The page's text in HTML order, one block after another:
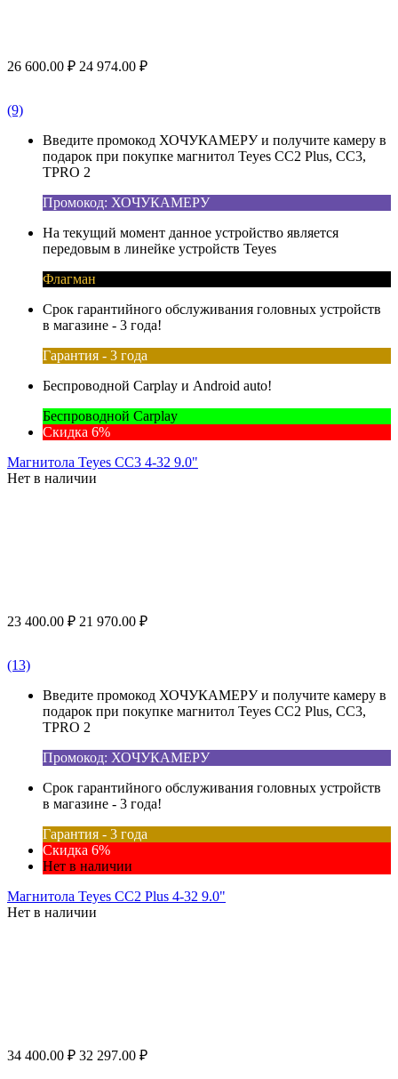
26 600.00 ₽ 24 974.00 ₽
(9)
Введите промокод ХОЧУКАМЕРУ и получите камеру в
подарок при покупке магнитол Teyes CC2 Plus, CC3,
TPRO 2
Промокод: ХОЧУКАМЕРУ
На текущий момент данное устройство является
передовым в линейке устройств Teyes
Флагман
Срок гарантийного обслуживания головных устройств
в магазине - 3 года!
Гарантия - 3 года
Беспроводной Carplay и Android auto!
Беспроводной Carplay
Скидка 6%
Магнитола Teyes CC3 4-32 9.0"
Нет в наличии
23 400.00 ₽ 21 970.00 ₽
(13)
Введите промокод ХОЧУКАМЕРУ и получите камеру в
подарок при покупке магнитол Teyes CC2 Plus, CC3,
TPRO 2
Промокод: ХОЧУКАМЕРУ
Срок гарантийного обслуживания головных устройств
в магазине - 3 года!
Гарантия - 3 года
Скидка 6%
Нет в наличии
Магнитола Teyes CC2 Plus 4-32 9.0"
Нет в наличии
34 400.00 ₽ 32 297.00 ₽